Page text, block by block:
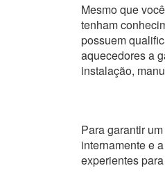
Mesmo que
tenham
possuem
aquecedores a
instalação,
Para garantir
internamente e
experientes